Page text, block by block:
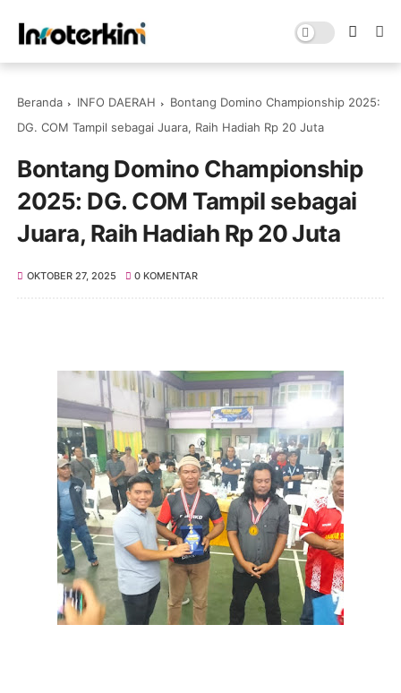
Beranda INFO DAERAH
Bontang Domino Championship 2025:
DG. COM Tampil sebagai Juara, Raih Hadiah Rp 20 Juta
Bontang Domino Championship
2025: DG. COM Tampil sebagai
Juara, Raih Hadiah Rp 20 Juta
OKTOBER 27, 2025 0 KOMENTAR